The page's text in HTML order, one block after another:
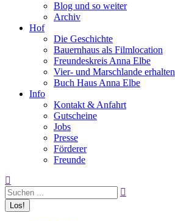
Blog und so weiter
Archiv
Hof
Die Geschichte
Bauernhaus als Filmlocation
Freundeskreis Anna Elbe
Vier- und Marschlande erhalten
Buch Haus Anna Elbe
Info
Kontakt & Anfahrt
Gutscheine
Jobs
Presse
Förderer
Freunde
Search: